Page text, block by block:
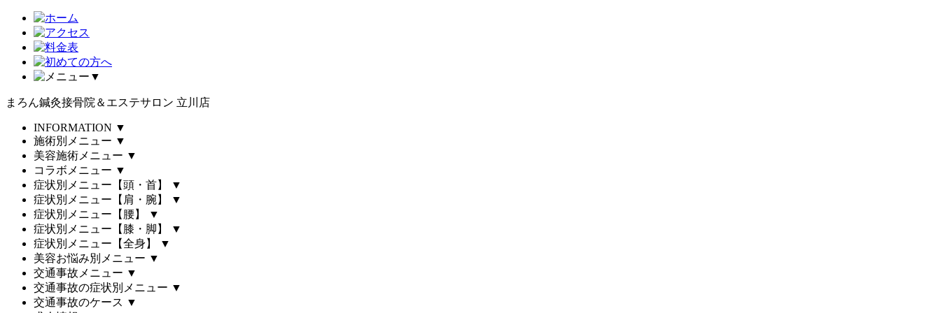
▼
まろん鍼灸接骨院＆エステサロン 立川店
INFORMATION ▼
施術別メニュー ▼
美容施術メニュー ▼
コラボメニュー ▼
症状別メニュー【頭・首】
▼
症状別メニュー【肩・腕】
▼
症状別メニュー【腰】
▼
症状別メニュー【膝・脚】
▼
症状別メニュー【全身】
▼
美容お悩み別メニュー ▼
交通事故メニュー ▼
交通事故の症状別メニュー ▼
交通事故のケース ▼